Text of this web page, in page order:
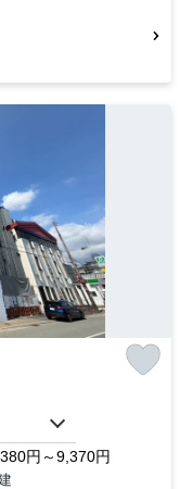
円～9,370円